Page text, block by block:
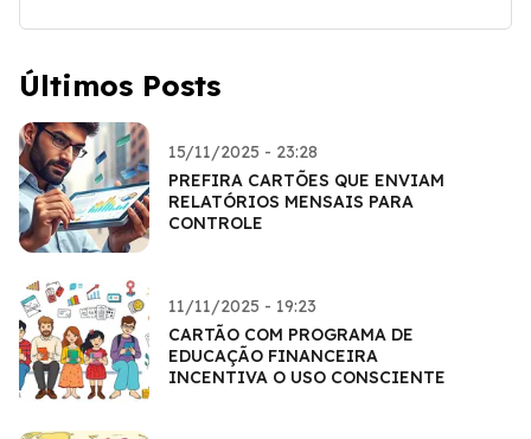
Últimos Posts
15/11/2025 - 23:28
PREFIRA CARTÕES QUE ENVIAM
RELATÓRIOS MENSAIS PARA
CONTROLE
11/11/2025 - 19:23
CARTÃO COM PROGRAMA DE
EDUCAÇÃO FINANCEIRA
INCENTIVA O USO CONSCIENTE